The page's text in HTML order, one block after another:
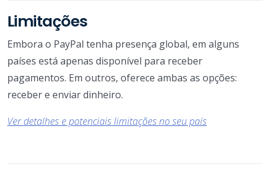
Limitações
Embora o PayPal tenha presença global, em alguns
países está apenas disponível para receber
pagamentos. Em outros, oferece ambas as opções:
receber e enviar dinheiro.
Ver detalhes e potenciais limitações no seu país